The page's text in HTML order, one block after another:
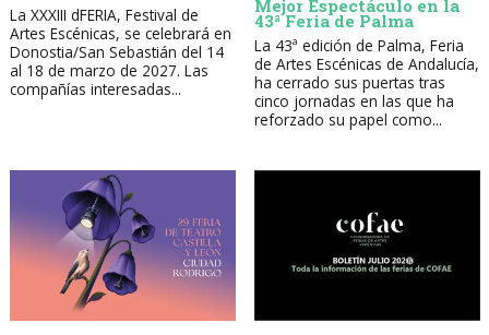
La XXXIII dFERIA, Festival de
Artes Escénicas, se celebrará en
Donostia/San Sebastián del 14
al 18 de marzo de 2027. Las
compañías interesadas...
Mejor Espectáculo en la
43ª Feria de Palma
La 43ª edición de Palma, Feria
de Artes Escénicas de Andalucía,
ha cerrado sus puertas tras
cinco jornadas en las que ha
reforzado su papel como...